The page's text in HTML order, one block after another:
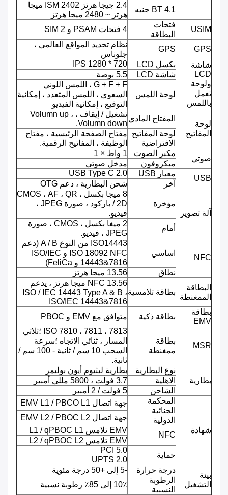
BT 4.1 جنيه
2.4 جيجا هرتز ISM 2402 ميجا
هرتز ~ 2480 ميجا هرتز
USIM
فتحات
البطاقة
4 فتحات PSAM و 2 SIM
GPS
GPS
نظام تحديد المواقع العالمي ،
جلوناس
شاشة
LCD
ولوحة
تعمل
باللمس
بكسل LCD
720 * 1280 IPS
شاشة LCD
5.5 بوصة
لوحة اللمس
G + F + F ، اللمس اللوني
السعوي ، اللمس المتعدد ، إمكانية
التوقيع ، إمكانية الفيديو
لوحة
المفاتيح
المفتاح المادي
تشغيل / إيقاف ، Volumn up ،
Volumn down.
لوحة المفاتيح
الافتراضية
مفتاح الصفحة الرئيسية ، مفتاح
الوظيفة ، المفاتيح الرقمية.
صوتي
مكبر الصوت
1 واط × 1
ميكروفون
مدخل صوتي
USB
معيار USB
USB Type C 2.0
آخر
شحن البطارية ، دعم OTG
آلة تصوير
مؤخرة
8 ميجا بكسل ، CMOS ، AF ، QR
/ 2D باركود ، صورة JPEG ،
فيديو.
أمام
2 ميغا بكسل ، CMOS ، صورة
JPEG ، فيديو.
NFC
اساسي
ISO14443 من النوع A / B (دعم
ISO 18092 NFC و ISO/IEC
14443&7816 و FeliCa)
نطاق
13.56 ميجا هرتز
البطاقة
الممغنطة
بطاقة تلامسية
NFC 13.56 ميجا هرتز ، يدعم
ISO / IEC 14443 Type A & B ،
ISO/IEC 14443&7816
بطاقة
EMV
بطاقة ذكية متوافق مع EMV و PBOC
MSR
بطاقة
ممغنطة
ISO 7810 ، 7811 ، 7813 ؛ثلاثي
المسار ، ثنائي الاتجاه ؛سرعة
السحب 10 سم / ثانية - 100 سم /
ثانية.
بطارية
نوع البطارية
بطارية ليثيوم أيون بوليمر
الاهلية
3.7 فولت ، 5800 مللي أمبير
الشاحن
5 فولت / 2 أمبير
شهادة
المحكمة
الجنائية
الدولية
جهة اتصال EMV L1 / PBCO L1
جهة اتصال EMV L2 / PBOC L2
NFC
EMV تلامس L1 / qPBOC L1
EMV تلامس L2 / qPBOC L2
حماية
PCI 5.0
UPTS 2.0
بيئة
التشغيل
درجة حرارة
-5 إلى +50 درجة مئوية
الرطوبة
النسبية
10٪ إلى 85٪ رطوبة نسبية